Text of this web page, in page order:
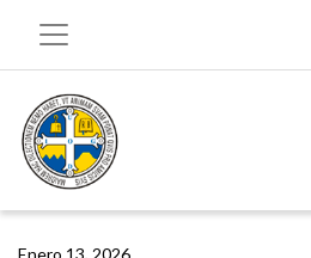
Enero 13, 2026